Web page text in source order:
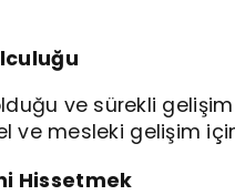
ve sürekli
ve mesleki gelişim
Hissetmek